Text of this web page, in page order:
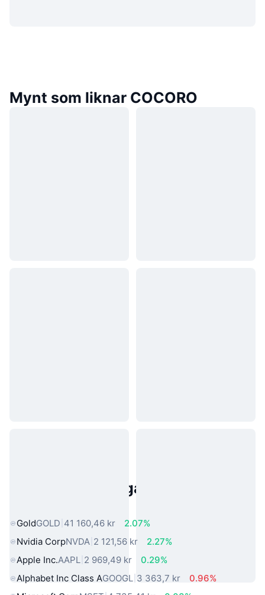
Mynt som liknar COCORO
Populära tillgångar från den
GoldGOLD 41 160,46 kr
2.07%
Nvidia CorpNVDA 2 121,56 kr
2.27%
Apple Inc.AAPL 2 969,49 kr
0.29%
Alphabet Inc Class AGOOGL 3 363,7 kr
0.96%